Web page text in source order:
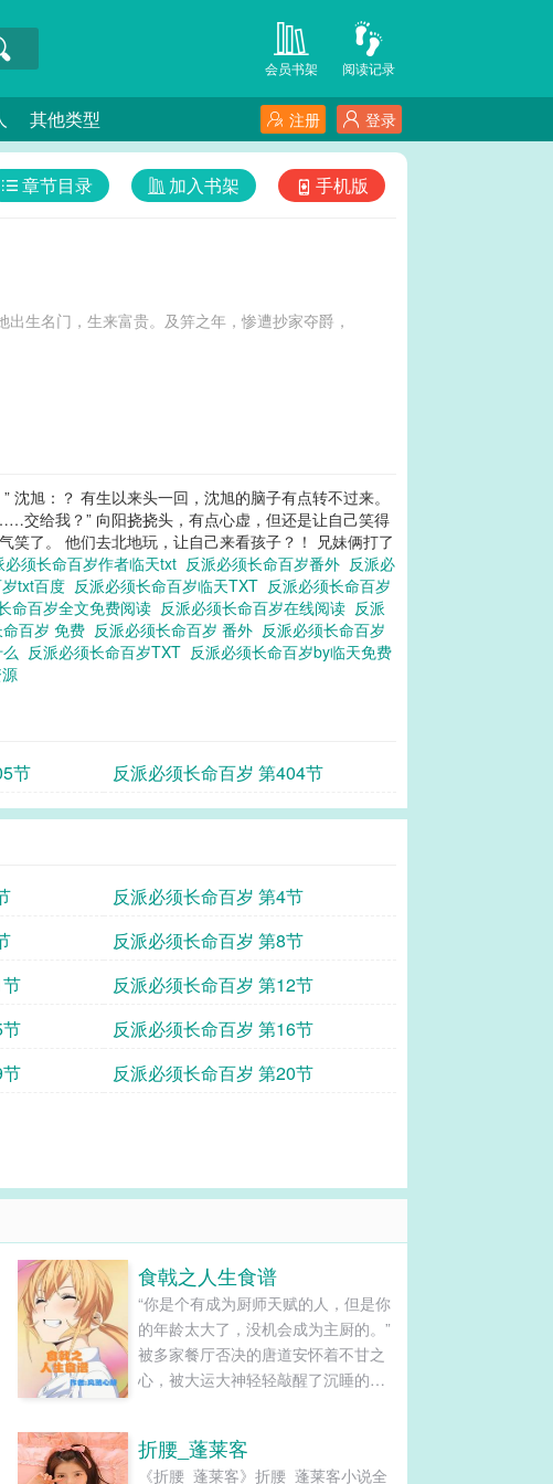
阅读记录
会员书架
其他类型 登录
注册
手机版
加入书架
章节目录
生名门，生来富贵。及笄之年，惨遭抄家夺爵，
沈旭：？ 有生以来头一回，沈旭的脑子有点转不过来。
交给我？” 向阳挠挠头，有点心虚，但还是让自己笑得
笑了。 他们去北地玩，让自己来看孩子？！ 兄妹俩打了
必须长命百岁作者临天txt 反派必须长命百岁番外 反派必
txt百度 反派必须长命百岁临天TXT 反派必须长命百岁
命百岁全文免费阅读 反派必须长命百岁在线阅读 反派
百岁 免费 反派必须长命百岁 番外 反派必须长命百岁
反派必须长命百岁TXT 反派必须长命百岁by临天免费
节 反派必须长命百岁 第404节
反派必须长命百岁 第4节
反派必须长命百岁 第8节
反派必须长命百岁 第12节
反派必须长命百岁 第16节
反派必须长命百岁 第20节
食戟之人生食谱
“你是个有成为厨师天赋的人，但是你
的年龄太大了，没机会成为主厨的。”
被多家餐厅否决的唐道安怀着不甘之
心，被大运大神轻轻敲醒了沉睡的心
进，寻找着自己的人生食谱！......
折腰_蓬莱客
《折腰_蓬莱客》折腰_蓬莱客小说全